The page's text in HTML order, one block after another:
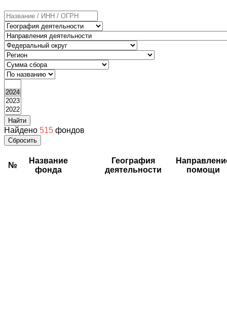
Найти
Найдено 515 фондов
Сбросить
№
Название
фонда
География
деятельности
помощи